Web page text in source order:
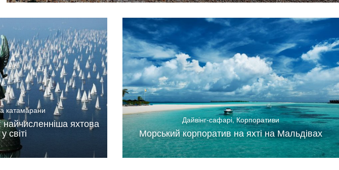
катамарани
яхтова
світі
Дайвінг-сафарі,Корпоративи
Морський корпоратив на яхті на Мальдівах